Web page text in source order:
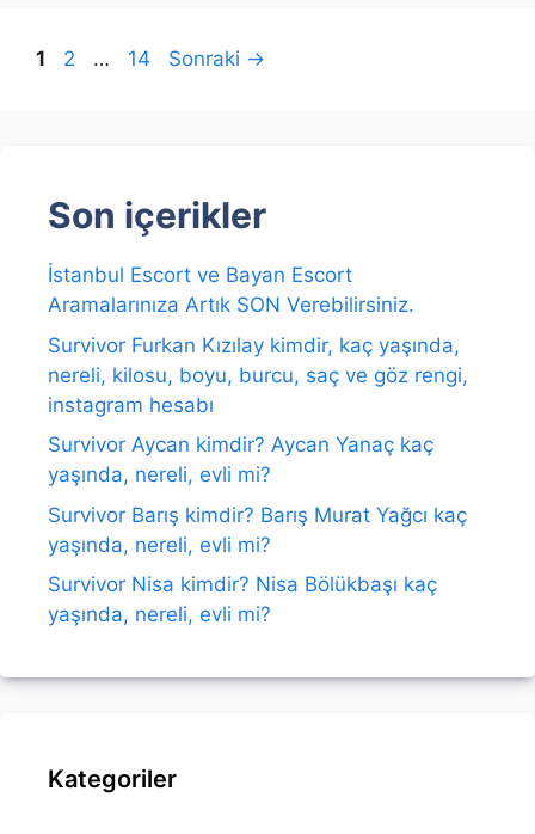
Sayfa
1 Sayfa
2 … Sayfa
14 Sonraki →
Son içerikler
İstanbul Escort ve Bayan Escort
Aramalarınıza Artık SON Verebilirsiniz.
Survivor Furkan Kızılay kimdir, kaç yaşında,
nereli, kilosu, boyu, burcu, saç ve göz rengi,
instagram hesabı
Survivor Aycan kimdir? Aycan Yanaç kaç
yaşında, nereli, evli mi?
Survivor Barış kimdir? Barış Murat Yağcı kaç
yaşında, nereli, evli mi?
Survivor Nisa kimdir? Nisa Bölükbaşı kaç
yaşında, nereli, evli mi?
Kategoriler